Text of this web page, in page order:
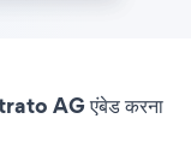
AG एंबेड करना